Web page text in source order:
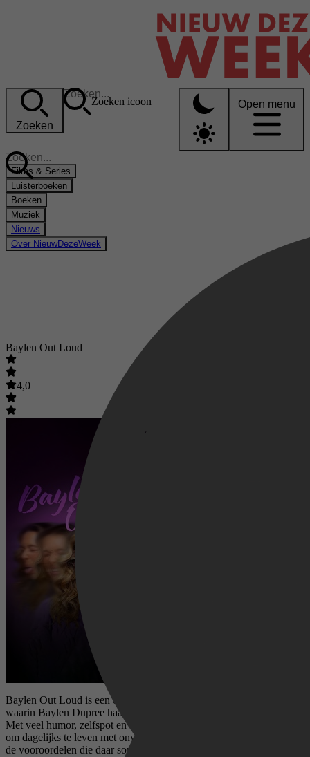
Zoeken
Zoeken icoon Open menu
Films & Series
Luisterboeken
Boeken
Muziek
Nieuws
Over NieuwDezeWeek
Baylen Out Loud
4,0
Baylen Out Loud is een openhartige en ontwapenende realityserie
waarin Baylen Dupree haar leven deelt met het Tourette-syndroom.
Met veel humor, zelfspot en eerlijkheid laat Baylen zien hoe het is
om dagelijks te leven met onvrijwillige tics, onverwachte reacties en
de vooroordelen die daar soms bij komen kijken.